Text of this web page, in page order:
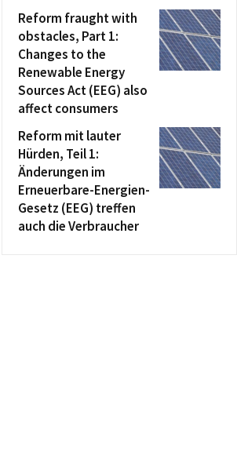
Reform fraught with
obstacles, Part 1:
Changes to the
Renewable Energy
Sources Act (EEG) also
affect consumers
Reform mit lauter
Hürden, Teil 1:
Änderungen im
Erneuerbare-Energien-
Gesetz (EEG) treffen
auch die Verbraucher